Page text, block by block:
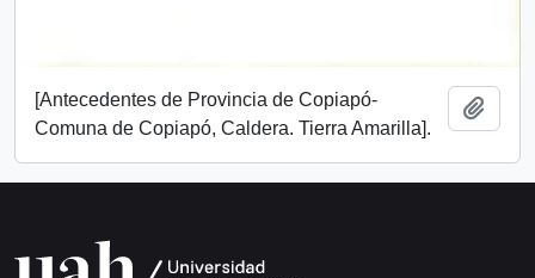
[Antecedentes de Provincia de Copiapó-
Comuna de Copiapó, Caldera. Tierra Amarilla].